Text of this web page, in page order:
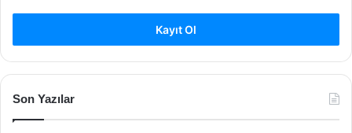
Kayıt Ol
Son Yazılar